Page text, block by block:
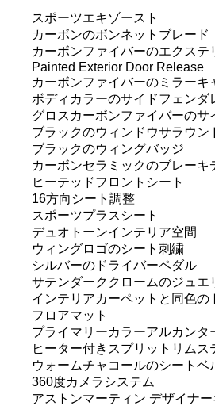
スポーツエキゾースト
カーボンのボンネットブレード
カーボンファイバーのエクステ
Painted Exterior Door Release
カーボンファイバーのミラーキ
ボディカラーのサイドフェンダ
グロスカーボンファイバーのサ
ブラックのウィンドウサラウン
ブラックのウィングバッジ
カーボンセラミックのブレーキ
ヒーテッドフロントシート
16方向シート調整
スポーツプラスシート
デュオトーンインテリア空間
ウィングロゴのシート刺繍
シルバーのドライバーペダル
サテンダーククロームのジュエ
インテリアカーペットと同色の
フロアマット
プライマリーカラーアルカン
ヒーター付きスプリットリム
ウォームチャコールのシートベ
360度カメラシステム
アストンマーティン デザイナー